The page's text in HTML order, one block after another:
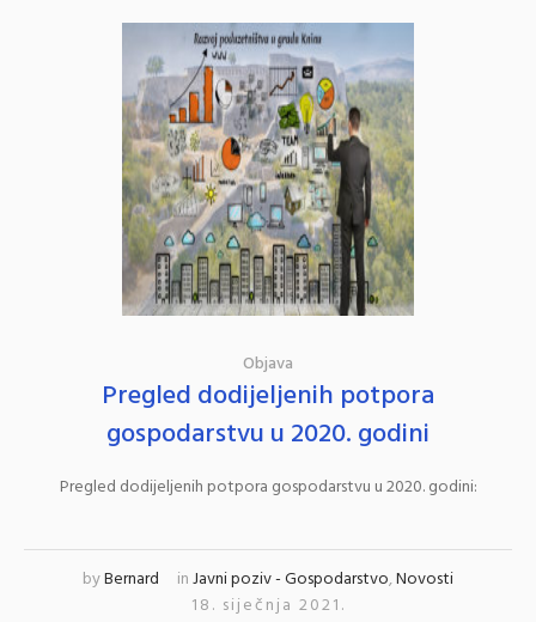
Objava
Pregled dodijeljenih potpora
gospodarstvu u 2020. godini
Pregled dodijeljenih potpora gospodarstvu u 2020. godini:
byBernard inJavni poziv - Gospodarstvo,Novosti
18. siječnja 2021.